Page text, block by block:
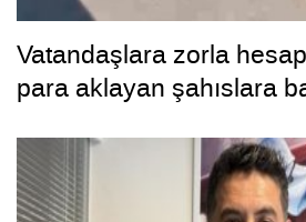
Vatandaşlara zorla
para aklayan şahıslara